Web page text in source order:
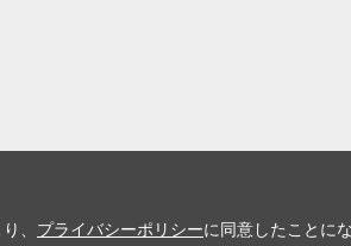
、 プライバシーポリシーに同意したことに